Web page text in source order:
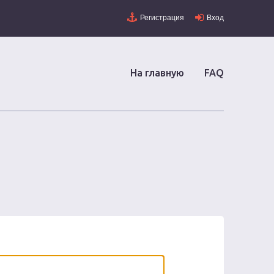
Регистрация Вход
На главную FAQ